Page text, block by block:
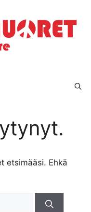
etsimääsi. Ehkä